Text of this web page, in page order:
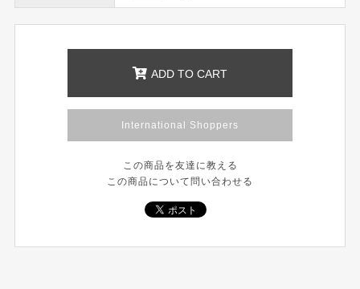
ADD TO CART
International Shoppers
この商品を友達に教える
この商品について問い合わせる